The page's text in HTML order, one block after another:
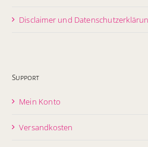
Disclaimer und
Support
Mein Konto
Versandkosten